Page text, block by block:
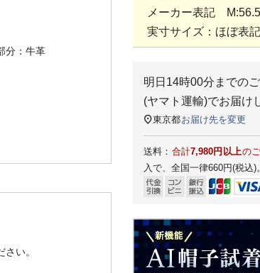
分：牛革
い。
メーカー表記
実寸サイズ：ほぼ表
明日 14時00分 までの
(ヤマト運輸)でお届け
東京都お届け先を変更
送料： 合計7,980円以上の
入で、全国一律660円(税込)。